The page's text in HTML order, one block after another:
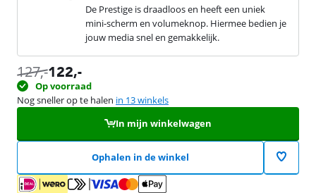
De Prestige is draadloos en heeft een uniek
mini-scherm en volumeknop. Hiermee bedien je
jouw media snel en gemakkelijk.
127,-122,-
Op voorraad
Nog sneller op te halen in 13 winkels
In mijn winkelwagen
Ophalen in de winkel